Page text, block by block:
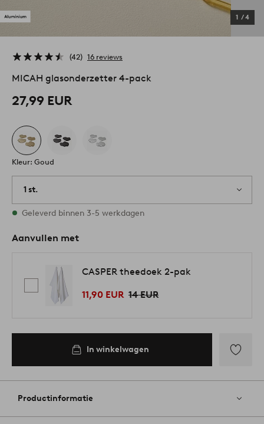
1 /4
42 16 reviews
MICAH glasonderzetter 4-pack
27,99 EUR
Kleur: Goud
1 st.
Op voorraad
Geleverd binnen 3-5 werkdagen
Aanvullen met
CASPER theedoek 2-pak
11,90 EUR 14 EUR
In winkelwagen
aan
Productinformatie